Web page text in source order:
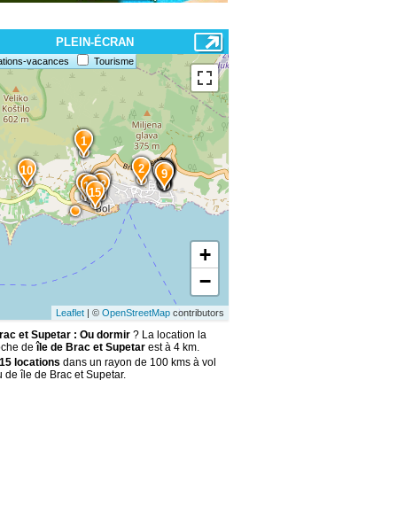
PLEIN-ÉCRAN
vacances Tourisme
15
14
13 12
11
10 9
8
7
6
5
4
3
2
1
+
−
Leaflet | ©OpenStreetMap contributors
et Supetar : Ou dormir? La location la
deîle de Brac et Supetarest à 4 km.
locations dans un rayon de 100 kms à vol
de île de Brac et Supetar.